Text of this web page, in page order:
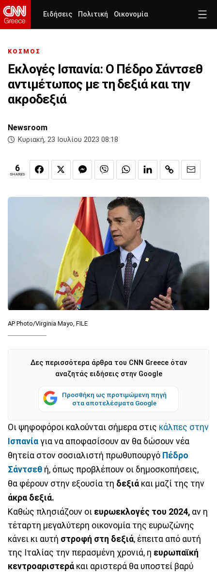
Ειδήσεις Πολιτική Οικονομία
ΚΟΣΜΟΣ
Εκλογές Ισπανία: Ο Πέδρο Σάντσεθ
αντιμέτωπος με τη δεξιά και την
ακροδεξιά
Newsroom
Κυριακή, 23 Ιουλίου 2023 08:18
6
SHARES
AP Photo/Virginia Mayo, FILE
Δες περισσότερα άρθρα του CNN Greece όταν
αναζητάς ειδήσεις στην Google
Προσθήκη ως προτιμώμενη πηγή
στα αποτελέσματα Google
Οι ψηφοφόροι καλούνται σήμερα στις κάλπες στην
Ισπανία για να αποφασίσουν αν θα δώσουν νέα
θητεία στον σοσιαλιστή πρωθυπουργό Πέδρο
Σάντσεθ ή, όπως προβλέπουν οι δημοσκοπήσεις,
θα φέρουν στην εξουσία τη δεξιά και μαζί της την
άκρα δεξιά.
Καθώς πλησιάζουν οι ευρωεκλογές του 2024, αν η
τέταρτη μεγαλύτερη οικονομία της ευρωζώνης
κάνει κι αυτή στροφή στη δεξιά, έπειτα από αυτή
της Ιταλίας την περασμένη χρονιά, η ευρωπαϊκή
κεντροαριστερά και αριστερά θα υποστεί βαρύ